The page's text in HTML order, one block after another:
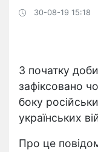
30-08-19 15:18
З початку
зафіксовано
боку
українських
Про це